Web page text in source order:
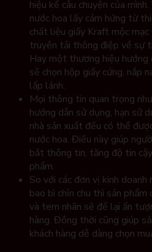
hiệu kể câu chuyện của
nước hoa lấy cảm hứng từ
chất liệu giấy Kraft mộc mạc
truyền tải thông điệp về sự
Hay một thương hiệu hướng
sẽ chọn hộp giấy cứng, nắp
lấp lánh.
Mọi thông tin quan trọng
hướng dẫn sử dụng, hạn sử
nhà sản xuất đều có thể
nước hoa. Điều này giúp
bắt thông tin, tăng độ tin
phẩm.
So với các đơn vị kinh doanh
bao bì chỉn chu thì sản
và tem nhãn sẽ để lại ấn
hàng. Đồng thời cũng giúp
khách hàng dễ dàng chọn